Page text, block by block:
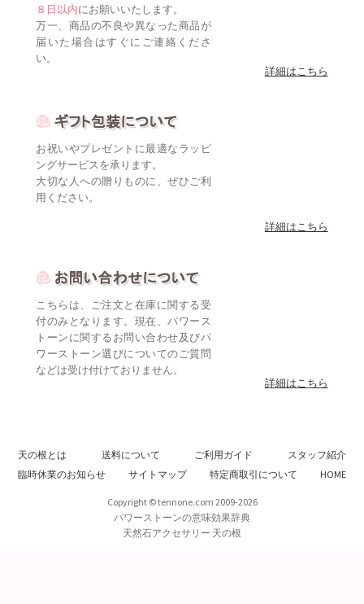
８日以内にお願いいたします。
万一、商品の不良や異なった商品が
届いた場合はすぐにご連絡くださ
い。
詳細はこちら
お祝いやプレゼントに最適なラッピ
ングサービスを承ります。
大切な人への贈りものに、ぜひご利
用ください。
詳細はこちら
こちらは、ご注文と在庫に関する受
付のみとなります。現在、パワース
トーンに関するお問い合わせ及びパ
ワーストーン選びについてのご質問
などは受け付けておりません。
詳細はこちら
天の根とは 送料について ご利用ガイド
スタッフ紹介
臨時休業のお知らせ
サイトマップ 特定商取引について HOME
Copyright © tennone.com 2009-2026
パワーストーンの意味効果辞典
天然石アクセサリー 天の根